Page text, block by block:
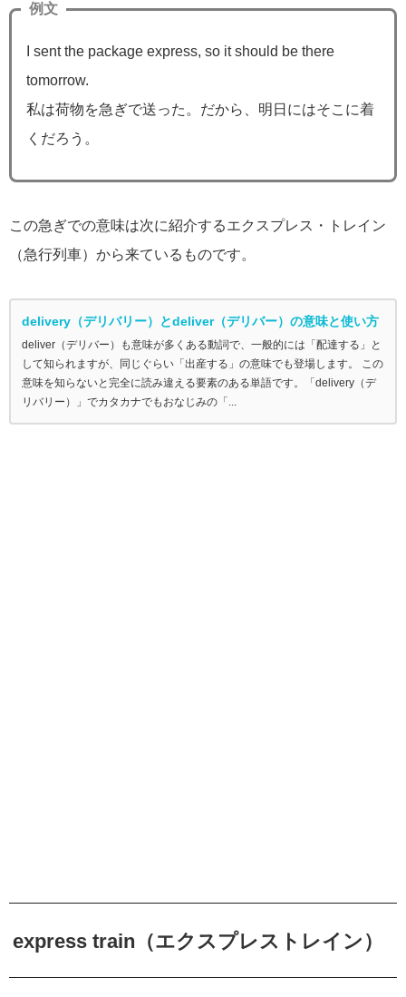
例文
I sent the package express, so it should be there
tomorrow.
私は荷物を急ぎで送った。だから、明日にはそこに着
くだろう。
この急ぎでの意味は次に紹介するエクスプレス・トレイン
（急行列車）から来ているものです。
delivery（デリバリー）とdeliver（デリバー）の意味と使い方
deliver（デリバー）も意味が多くある動詞で、一般的には「配達する」と
して知られますが、同じぐらい「出産する」の意味でも登場します。 この
意味を知らないと完全に読み違える要素のある単語です。「delivery（デ
リバリー）」でカタカナでもおなじみの「...
express train（エクスプレストレイン）